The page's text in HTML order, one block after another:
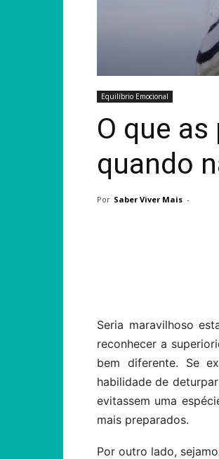
Equilíbrio Emocional
O que
quando
Por Saber Viver Mais -
Seria maravilhoso
reconhecer a
bem diferente. Se
habilidade de
evitassem uma
mais preparados.
Por outro lado,